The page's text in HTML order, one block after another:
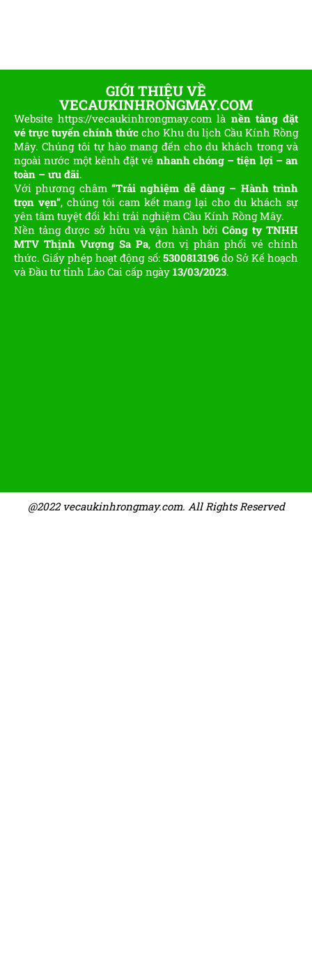
GIỚI THIỆU VỀ
VECAUKINHRONGMAY.COM
Website https://vecaukinhrongmay.com là nền tảng đặt
vé trực tuyến chính thức cho Khu du lịch Cầu Kính Rồng
Mây. Chúng tôi tự hào mang đến cho du khách trong và
ngoài nước một kênh đặt vé nhanh chóng – tiện lợi – an
toàn – ưu đãi.
Với phương châm “Trải nghiệm dễ dàng – Hành trình
trọn vẹn”, chúng tôi cam kết mang lại cho du khách sự
yên tâm tuyệt đối khi trải nghiệm Cầu Kính Rồng Mây.
Nền tảng được sở hữu và vận hành bởiCông ty TNHH
MTV Thịnh Vượng Sa Pa, đơn vị phân phối vé chính
thức. Giấy phép hoạt động số: 5300813196do Sở Kế hoạch
và Đầu tư tỉnh Lào Cai cấp ngày 13/03/2023.
@2022 vecaukinhrongmay.com. All Rights Reserved